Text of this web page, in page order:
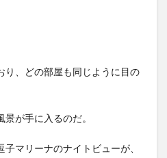
り、どの部屋も同じように目の
が手に入るのだ。
マリーナのナイトビューが、